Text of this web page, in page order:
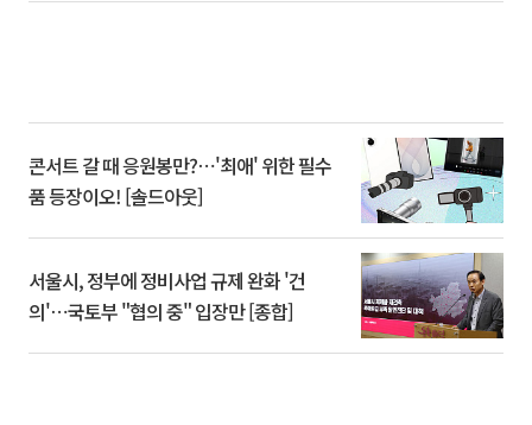
콘서트 갈 때 응원봉만?⋯'최애' 위한 필수
품 등장이오! [솔드아웃]
서울시, 정부에 정비사업 규제 완화 '건
의'⋯국토부 "협의 중" 입장만 [종합]